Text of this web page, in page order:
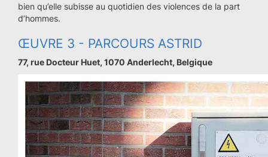
bien qu’elle subisse au quotidien des violences de la part
d’hommes.
ŒUVRE 3 - PARCOURS ASTRID
77, rue Docteur Huet, 1070 Anderlecht, Belgique